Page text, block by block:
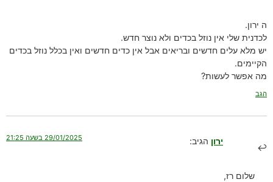
ה ירון.
לכדנית שלי אין נוזל בכדים ולא נוצר חדש.
יש מלא עלים חדשים ובריאים אבל אין כדים חדשים ואין בכלל נוזל בכדים
הקיימים.
מה אפשר לעשות?
הגב
ירון הגיב: 29/01/2025 בשעה 21:25
שלום רז,